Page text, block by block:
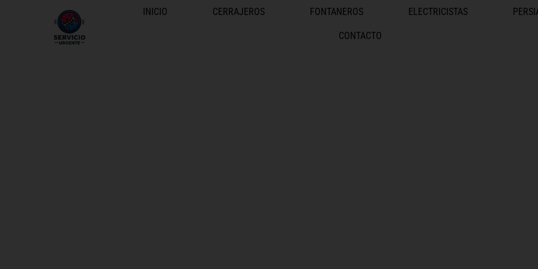
INICIO CERRAJEROS FONTANEROS ELECTRICISTAS
CONTACTO